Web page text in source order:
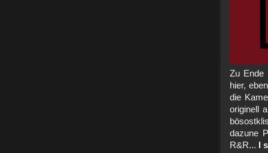
Zu Ende
hier,
die
originell
dazune
R&R...
I